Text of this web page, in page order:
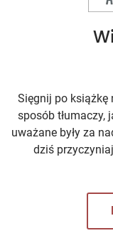
Sięgnij po książkę
sposób tłumaczy,
uważane były za
dziś